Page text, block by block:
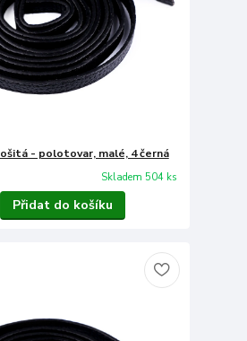
- polotovar, malé, 4 černá
Skladem 504 ks
Přidat do košíku